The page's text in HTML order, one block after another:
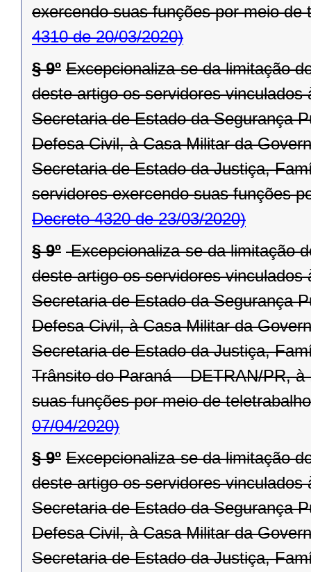
exercendo suas funções por meio de
4310 de 20/03/2020)
§ 9º Excepcionaliza-se da limitação
deste artigo os servidores
Secretaria de Estado da Segurança
Defesa Civil, à Casa Militar da
Secretaria de Estado da Justiça,
servidores exercendo suas funções
Decreto 4320 de 23/03/2020)
§ 9º Excepcionaliza-se da limitação
deste artigo os servidores
Secretaria de Estado da Segurança
Defesa Civil, à Casa Militar da
Secretaria de Estado da Justiça,
Trânsito do Paraná – DETRAN/PR,
suas funções por meio de
07/04/2020)
§ 9º Excepcionaliza-se da limitação
deste artigo os servidores
Secretaria de Estado da Segurança
Defesa Civil, à Casa Militar da
Secretaria de Estado da Justiça,